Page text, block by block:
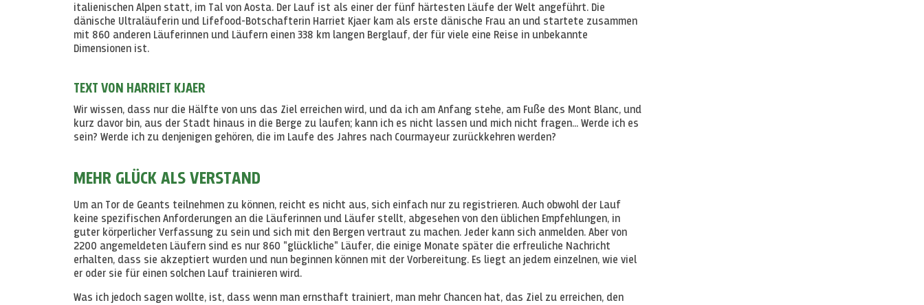
italienischen Alpen statt, im Tal von Aosta. Der Lauf ist als einer der fünf härtesten Läufe der Welt angeführt. Die
dänische Ultraläuferin und Lifefood-Botschafterin Harriet Kjaer kam als erste dänische Frau an und startete zusammen
mit 860 anderen Läuferinnen und Läufern einen 338 km langen Berglauf, der für viele eine Reise in unbekannte
Dimensionen ist.
TEXT VON HARRIET KJAER
Wir wissen, dass nur die Hälfte von uns das Ziel erreichen wird, und da ich am Anfang stehe, am Fuße des Mont Blanc, und
kurz davor bin, aus der Stadt hinaus in die Berge zu laufen; kann ich es nicht lassen und mich nicht fragen... Werde ich es
sein? Werde ich zu denjenigen gehören, die im Laufe des Jahres nach Courmayeur zurückkehren werden?
MEHR GLÜCK ALS VERSTAND
Um an Tor de Geants teilnehmen zu können, reicht es nicht aus, sich einfach nur zu registrieren. Auch obwohl der Lauf
keine spezifischen Anforderungen an die Läuferinnen und Läufer stellt, abgesehen von den üblichen Empfehlungen, in
guter körperlicher Verfassung zu sein und sich mit den Bergen vertraut zu machen. Jeder kann sich anmelden. Aber von
2200 angemeldeten Läufern sind es nur 860 "glückliche" Läufer, die einige Monate später die erfreuliche Nachricht
erhalten, dass sie akzeptiert wurden und nun beginnen können mit der Vorbereitung. Es liegt an jedem einzelnen, wie viel
er oder sie für einen solchen Lauf trainieren wird.
Was ich jedoch sagen wollte, ist, dass wenn man ernsthaft trainiert, man mehr Chancen hat, das Ziel zu erreichen, den